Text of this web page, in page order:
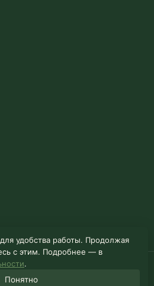
удобства работы. Продолжая
с этим. Подробнее — в
.
Понятно